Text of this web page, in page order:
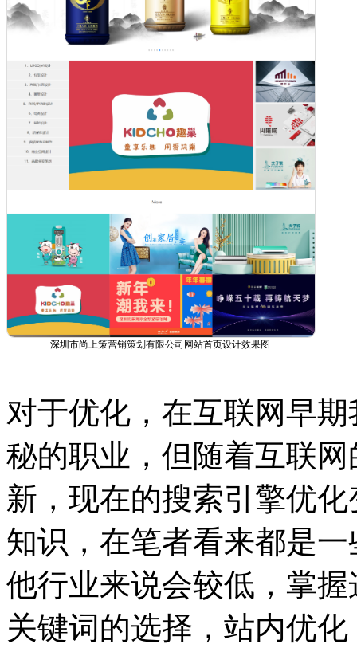
深圳市尚上策营销策划有限公司网站首页设计效果图
对于优化，在互联网早
秘的职业，但随着互联
新，现在的搜索引擎优
知识，在笔者看来都是
他行业来说会较低，掌
关键词的选择，站内优